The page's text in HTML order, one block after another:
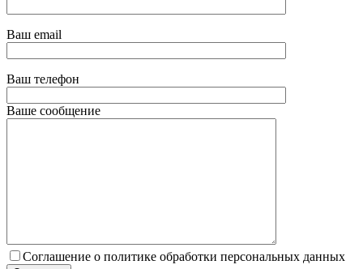
Ваш email
Ваш телефон
Ваше сообщение
Соглашение о политике обработки персональных данных